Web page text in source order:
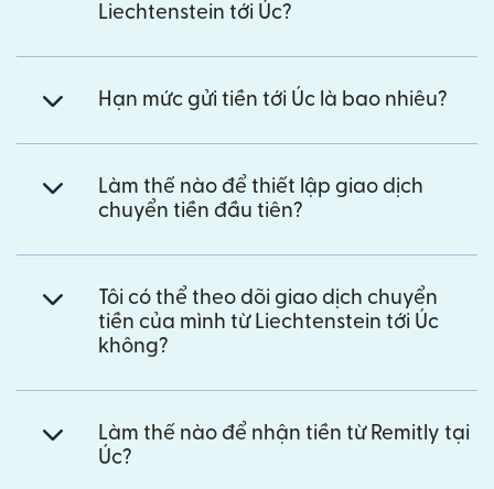
Liechtenstein tới Úc?
Hạn mức gửi tiền tới Úc là bao nhiêu?
Làm thế nào để thiết lập giao dịch
chuyển tiền đầu tiên?
Tôi có thể theo dõi giao dịch chuyển
tiền của mình từ Liechtenstein tới Úc
không?
Làm thế nào để nhận tiền từ Remitly tại
Úc?